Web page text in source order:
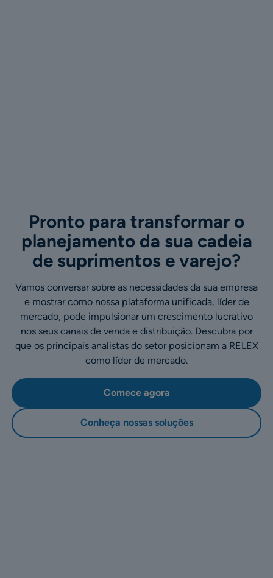
Pronto para transformar o
planejamento da sua cadeia
de suprimentos e varejo?
Vamos conversar sobre as necessidades da sua empresa
e mostrar como nossa plataforma unificada, líder de
mercado, pode impulsionar um crescimento lucrativo
nos seus canais de venda e distribuição. Descubra por
que os principais analistas do setor posicionam a RELEX
como líder de mercado.
Comece agora
Conheça nossas soluções